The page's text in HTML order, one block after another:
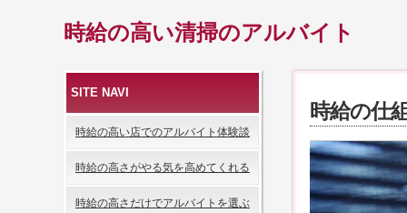
時給の高い清掃のアルバイト
SITE NAVI
時給の高い店でのアルバイト体験談
時給の高さがやる気を高めてくれる
時給の高さだけでアルバイトを選ぶ
時給の仕